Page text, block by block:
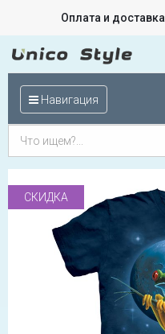
Оплата и доставка
Навигация
СКИДКА